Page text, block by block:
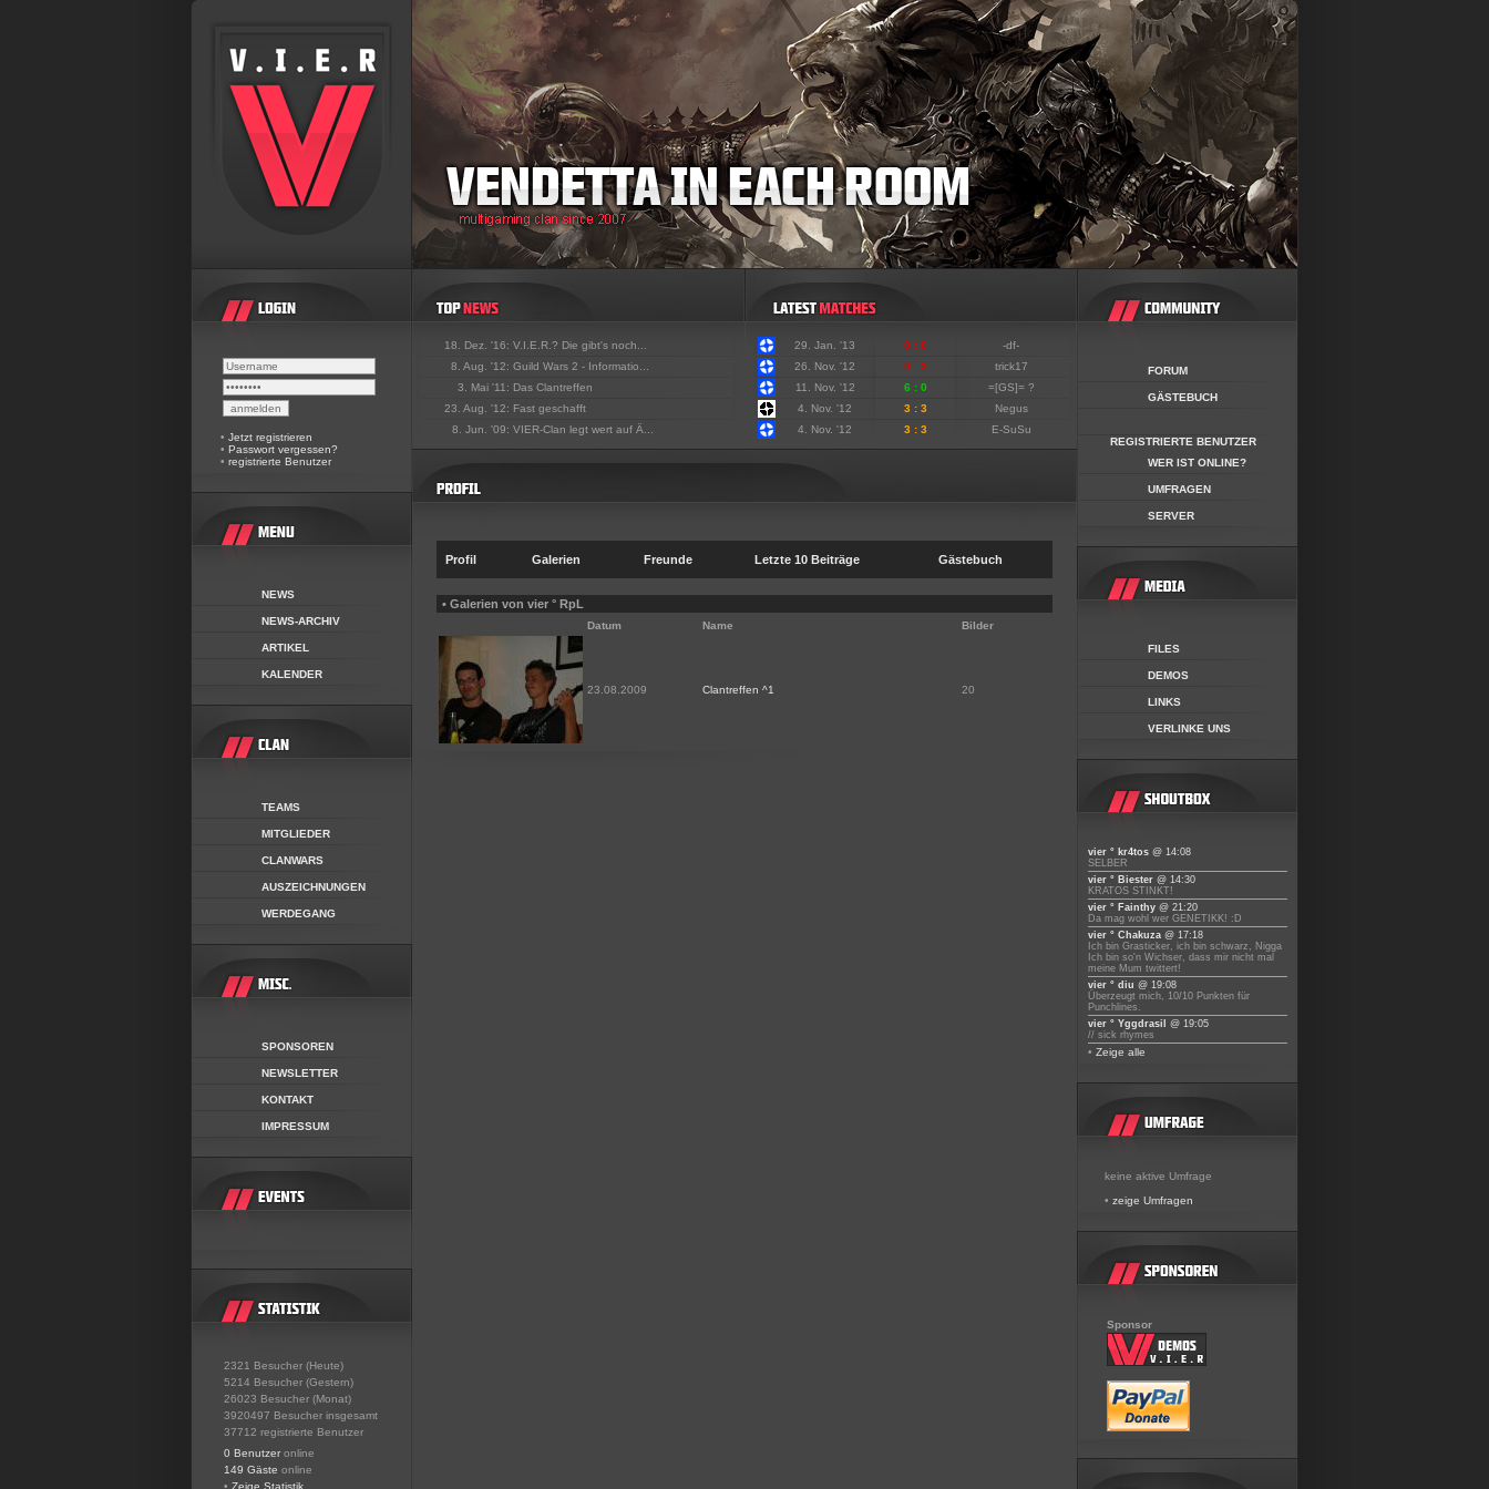
• Jetzt registrieren
• Passwort vergessen?
• registrierte Benutzer
NEWS
NEWS-ARCHIV
ARTIKEL
KALENDER
TEAMS
MITGLIEDER
CLANWARS
AUSZEICHNUNGEN
WERDEGANG
SPONSOREN
NEWSLETTER
KONTAKT
IMPRESSUM
2321 Besucher (Heute)
5214 Besucher (Gestern)
26023 Besucher (Monat)
3920497 Besucher insgesamt
37712 registrierte Benutzer
0 Benutzer online
149 Gäste online
• Zeige Statistik
18. Dez. '16: V.I.E.R.? Die gibt's noch...
8. Aug. '12: Guild Wars 2 - Informatio...
3. Mai '11: Das Clantreffen
23. Aug. '12: Fast geschafft
8. Jun. '09: VIER-Clan legt wert auf Ä...
29. Jan. '13 0 : 6
-df-
26. Nov. '12
0 : 3
trick17
11. Nov. '12
6 : 0
=[GS]= ?
4. Nov. '12
3 : 3
Negus
4. Nov. '12
3 : 3 E-SuSu
Profil Galerien Freunde Letzte 10 Beiträge Gästebuch
• Galerien von vier ° RpL
Datum Name Bilder
23.08.2009 Clantreffen ^1 20
FORUM
GÄSTEBUCH
REGISTRIERTE BENUTZER
WER IST ONLINE?
UMFRAGEN
SERVER
FILES
DEMOS
LINKS
VERLINKE UNS
vier ° kr4tos @ 14:08
SELBER
vier ° Biester @ 14:30
KRATOS STINKT!
vier ° Fainthy @ 21:20
Da mag wohl wer GENETIKK! :D
vier ° Chakuza @ 17:18
Ich bin Grasticker, ich bin schwarz, Nigga
Ich bin so'n Wichser, dass mir nicht mal
meine Mum twittert!
vier ° diu @ 19:08
Überzeugt mich, 10/10 Punkten für
Punchlines.
vier ° Yggdrasil
@ 19:05
// sick rhymes
• Zeige alle
keine aktive Umfrage
• zeige Umfragen
Sponsor